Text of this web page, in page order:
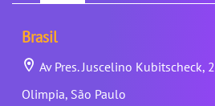
Brasil
Av Pres. Juscelino Kubitscheck,
Olimpia, São Paulo